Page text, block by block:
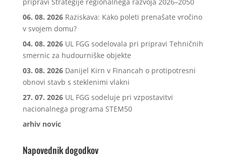
06. 08. 2026 Raziskava: Kako poleti prenašate vročino
v svojem domu?
04. 08. 2026 UL FGG sodelovala pri pripravi Tehničnih
smernic za hudourniške objekte
03. 08. 2026 Danijel Kirn v Financah o protipotresni
obnovi stavb s steklenimi vlakni
27. 07. 2026 UL FGG sodeluje pri vzpostavitvi
nacionalnega programa STEM50
arhiv novic
Napovednik dogodkov